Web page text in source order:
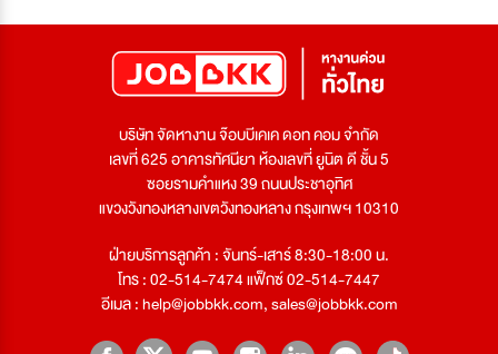
บริษัท จัดหางาน จ๊อบบีเคเค ดอท คอม จำกัด
เลขที่ 625 อาคารทัศนียา ห้องเลขที่ ยูนิต ดี ชั้น 5
ซอยรามคำแหง 39 ถนนประชาอุทิศ
แขวงวังทองหลางเขตวังทองหลาง กรุงเทพฯ 10310
ฝ่ายบริการลูกค้า : จันทร์-เสาร์ 8:30-18:00 น.
โทร : 02-514-7474 แฟ็กซ์ 02-514-7447
อีเมล :help@jobbkk.com,sales@jobbkk.com